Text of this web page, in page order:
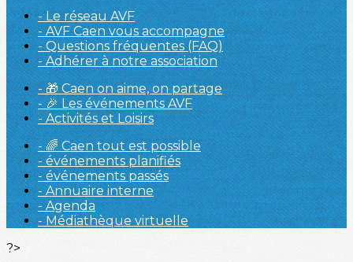
- Le réseau AVF
- AVF Caen vous accompagne
- Questions fréquentes (FAQ)
- Adhérer à notre association
- 🎁 Caen on aime, on partage
- 🎉 Les événements AVF
- Activités et Loisirs
- 🌈 Caen tout est possible
- événements planifiés
- événements passés
- Annuaire interne
- Agenda
- Médiathèque virtuelle
?>